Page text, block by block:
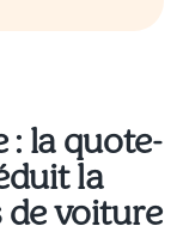
: la quote-
la
voiture